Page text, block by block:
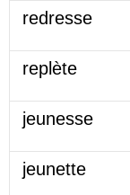
redresse
replète
jeunesse
jeunette